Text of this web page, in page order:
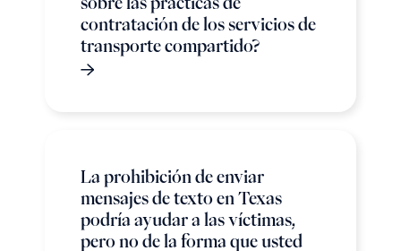
contratación de los servicios de
transporte compartido?
La prohibición de enviar
mensajes de texto en Texas
podría ayudar a las víctimas,
pero no de la forma que usted